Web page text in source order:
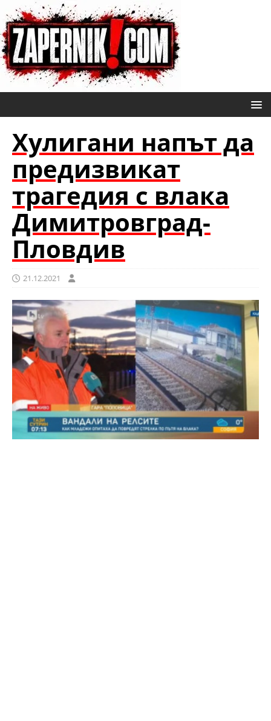
Хулигани напът да
предизвикат
трагедия с влака
Димитровград-
Пловдив
21.12.2021